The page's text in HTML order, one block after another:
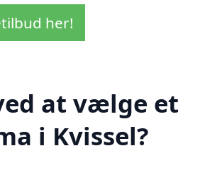
her!
at vælge et
i Kvissel?